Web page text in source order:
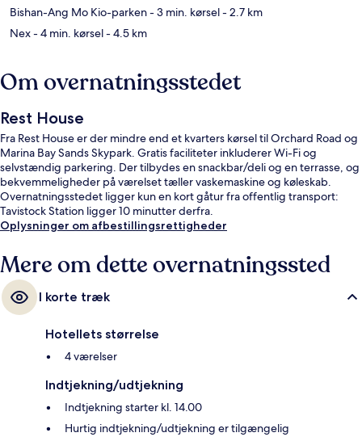
Bishan-Ang Mo Kio-parken- 3 min. kørsel- 2.7 km
Nex- 4 min. kørsel- 4.5 km
Om overnatningsstedet
Rest House
Fra Rest House er der mindre end et kvarters kørsel til Orchard Road og
Marina Bay Sands Skypark. Gratis faciliteter inkluderer Wi-Fi og
selvstændig parkering. Der tilbydes en snackbar/deli og en terrasse, og
bekvemmeligheder på værelset tæller vaskemaskine og køleskab.
Overnatningsstedet ligger kun en kort gåtur fra offentlig transport:
Tavistock Station ligger 10 minutter derfra.
Oplysninger om afbestillingsrettigheder
Mere om dette overnatningssted
I korte træk
Hotellets størrelse
4 værelser
Indtjekning/udtjekning
Indtjekning starter kl. 14.00
Hurtig indtjekning/udtjekning er tilgængelig